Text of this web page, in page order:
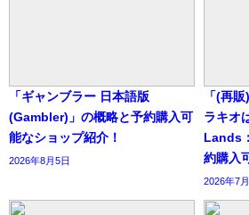
「ギャンブラー 日本語版
(Gambler)」の概略と予約購入可
能なショップ紹介！
2026年8月5日
「(再
ラキオ
Lands
約購入
2026年7